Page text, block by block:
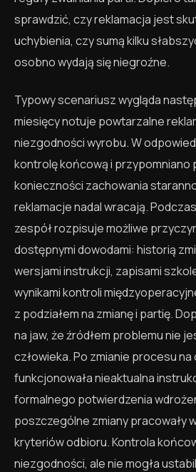
sprawdzić, czy reklamacja jest
uchybienia, czy sumą kilku
osobno wydają się niegroźne.
Typowy scenariusz wygląda
miesięcy notuje powtarzalne
niezgodności wyrobu. W
kontrolę końcową i przypomniano
konieczności zachowania
reklamacje nadal wracają.
zespół rozpisuje możliwe
dostępnymi dowodami: historią
wersjami instrukcji, zapisami
wynikami kontroli
z podziałem na zmianę i partię.
na jaw, że źródłem problemu nie
człowieka. Po zmianie procesu
funkcjonowała nieaktualna
formalnego potwierdzenia
poszczególne zmiany pracowały
kryteriów odbioru. Kontrola
niezgodności, ale nie mogła